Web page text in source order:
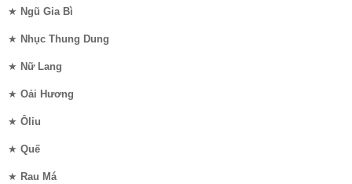
★ Ngũ Gia Bì
★ Nhục Thung Dung
★ Nữ Lang
★ Oải Hương
★ Ôliu
★ Quế
★ Rau Má